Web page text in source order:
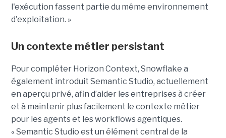
l'exécution fassent partie du même environnement
d'exploitation. »
Un contexte métier persistant
Pour compléter Horizon Context, Snowflake a
également introduit Semantic Studio, actuellement
en aperçu privé, afin d’aider les entreprises à créer
et à maintenir plus facilement le contexte métier
pour les agents et les workflows agentiques.
« Semantic Studio est un élément central de la